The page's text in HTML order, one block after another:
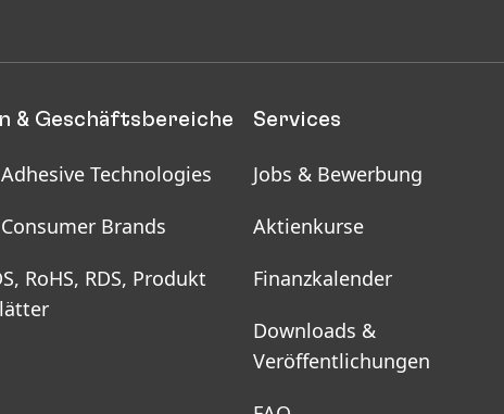
& Geschäftsbereiche
Technologies
Brands
RoHS, RDS, Produkt
Services
Jobs & Bewerbung
Aktienkurse
Finanzkalender
Downloads &
Veröffentlichungen